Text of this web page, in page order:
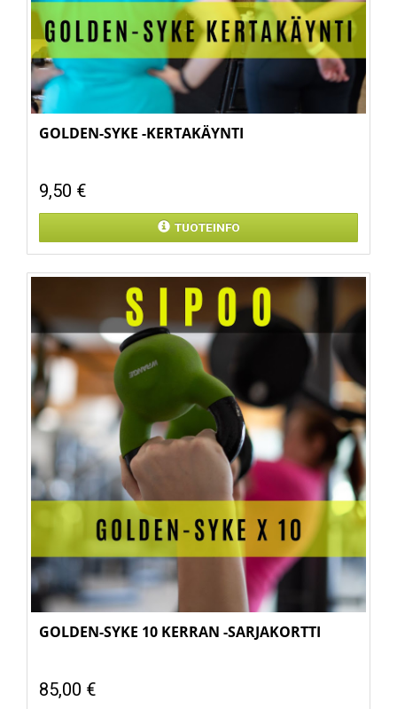
GOLDEN-SYKE -KERTAKÄYNTI
9,50 €
TUOTEINFO
GOLDEN-SYKE 10 KERRAN -SARJAKORTTI
85,00 €